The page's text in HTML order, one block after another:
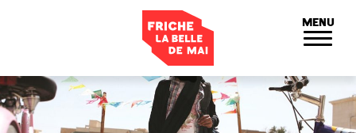
MENU
Panneau de gestion des cookies